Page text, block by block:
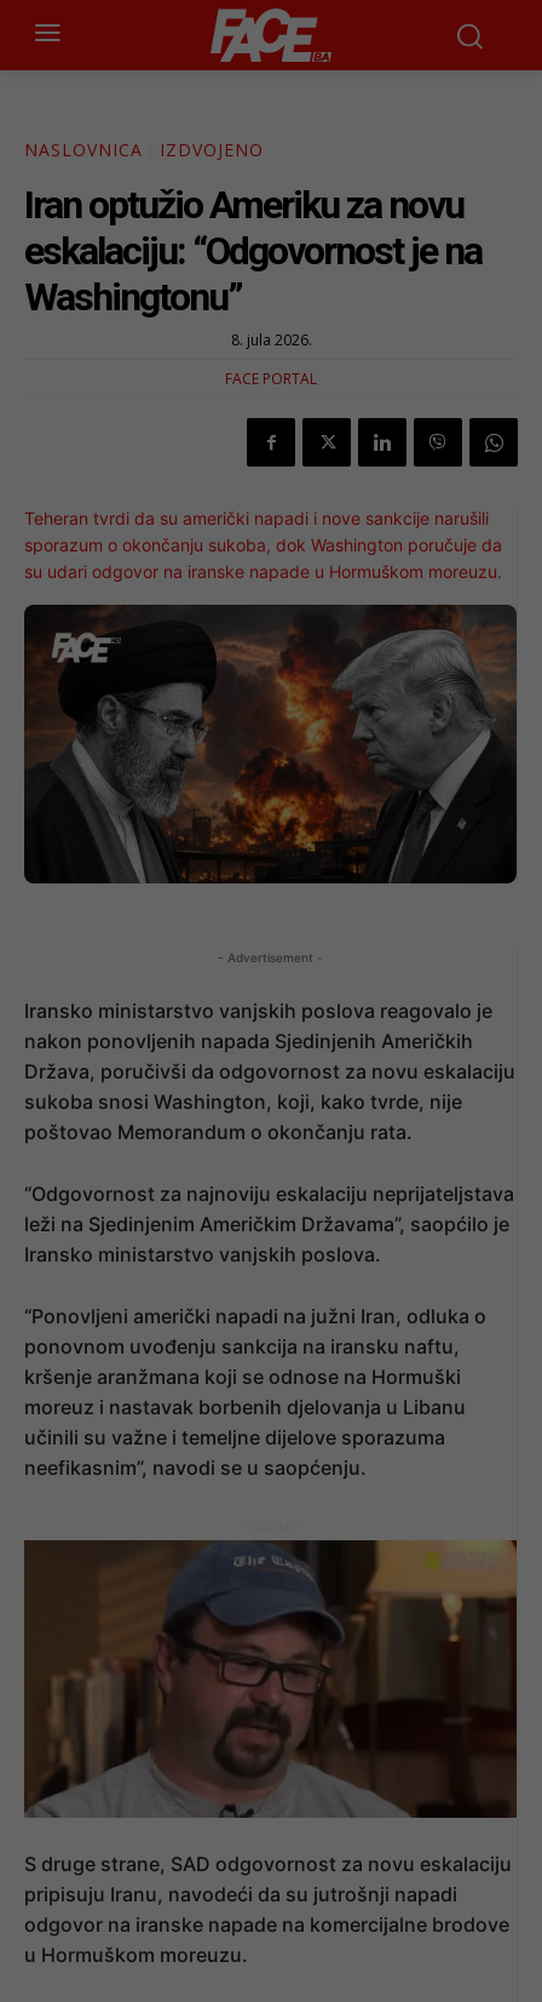
NASLOVNICA IZDVOJENO
Iran optužio Ameriku za novu
eskalaciju: “Odgovornost je na
Washingtonu”
8. jula 2026.
FACE PORTAL
Teheran tvrdi da su američki napadi i nove sankcije narušili
sporazum o okončanju sukoba, dok Washington poručuje da
su udari odgovor na iranske napade u Hormuškom moreuzu.
- Advertisement -
Iransko ministarstvo vanjskih poslova reagovalo je
nakon ponovljenih napada Sjedinjenih Američkih
Država, poručivši da odgovornost za novu eskalaciju
sukoba snosi Washington, koji, kako tvrde, nije
poštovao Memorandum o okončanju rata.
“Odgovornost za najnoviju eskalaciju neprijateljstava
leži na Sjedinjenim Američkim Državama”, saopćilo je
Iransko ministarstvo vanjskih poslova.
“Ponovljeni američki napadi na južni Iran, odluka o
ponovnom uvođenju sankcija na iransku naftu,
kršenje aranžmana koji se odnose na Hormuški
moreuz i nastavak borbenih djelovanja u Libanu
učinili su važne i temeljne dijelove sporazuma
neefikasnim”, navodi se u saopćenju.
S druge strane, SAD odgovornost za novu eskalaciju
pripisuju Iranu, navodeći da su jutrošnji napadi
odgovor na iranske napade na komercijalne brodove
u Hormuškom moreuzu.